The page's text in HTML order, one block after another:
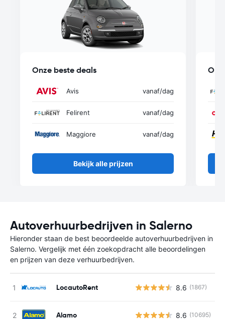
Onze beste deals
Avis vanaf/dag
Felirent vanaf/dag
Maggiore vanaf/dag
Bekijk alle prijzen
Autoverhuurbedrijven in Salerno
Hieronder staan de best beoordeelde autoverhuurbedrijven in
Salerno. Vergelijk met één zoekopdracht alle beoordelingen
en prijzen van deze verhuurbedrijven.
LocautoRent 8.6 (1867)
Alamo 8.6 (10695)